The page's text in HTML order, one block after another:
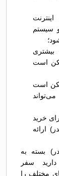
سیستم
است
است
خرید
ارائه
بسته به
سفر
مختلف را